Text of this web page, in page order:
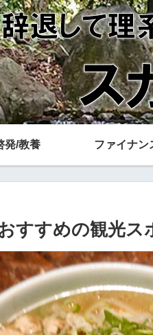
発/教養 ファイナン
すすめの観光ス